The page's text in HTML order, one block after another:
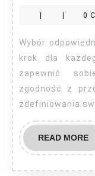
0
Wybór odpowiedniej księgowej w Łodzi to kluczowy
krok dla
zapewnić
zgodność z
zdefiniowania
READ MORE